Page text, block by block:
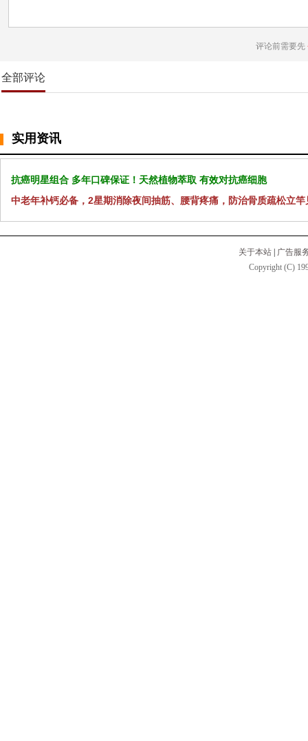
评论前需要先
全部评论
实用资讯
抗癌明星组合 多年口碑保证！天然植物萃取 有效对抗癌细胞
中老年补钙必备，2星期消除夜间抽筋、腰背疼痛，防治骨质疏松立竿
关于本站
广告服
Copyright (C)